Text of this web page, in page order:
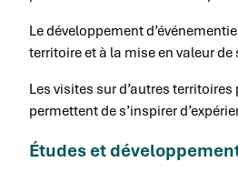
Le développement
territoire et à la mise en valeur
Les visites sur d’autres
permettent de s’inspirer
Études et